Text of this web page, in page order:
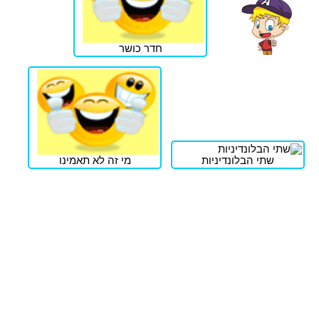
חדר כושר
שתי הבלונדיניות מי זה לא תאמינו